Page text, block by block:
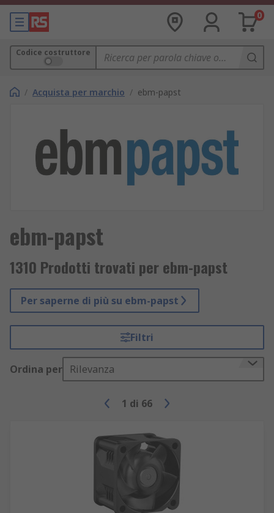
0
Codice costruttore
/ Acquista per marchio / ebm-papst
ebm-papst
1310 Prodotti trovati per ebm-papst
Per saperne di più su ebm-papst
Filtri
Ordina per Rilevanza
1 di 66